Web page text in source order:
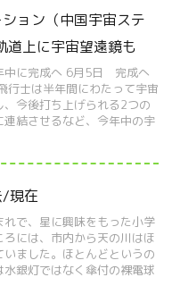
ョン（中国宇宙ステ
上に宇宙望遠鏡も
中に完成へ 6月5日 完成へ
行士は半年間にわたって宇宙
、今後打ち上げられる2つの
結させるなど、今年中の宇
/現在
で、星に興味をもった小学
には、市内から天の川はほ
ました。ほとんどというの
銀灯ではなく傘付の裸電球